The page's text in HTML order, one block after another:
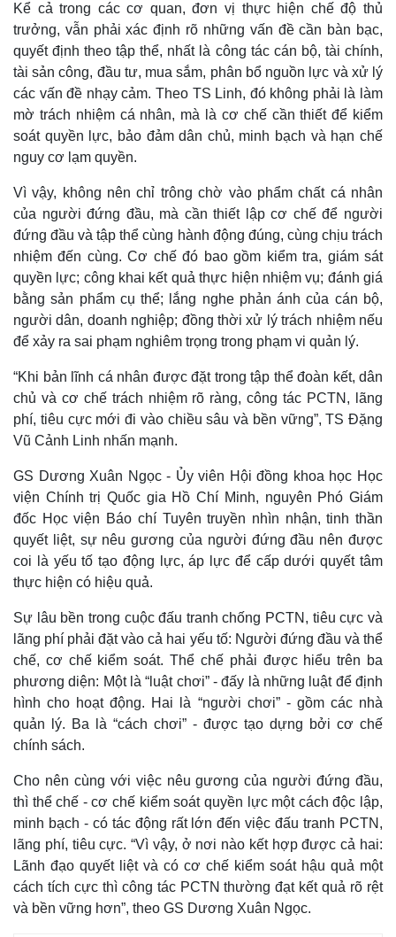
Kinh tế
Bất động sản
Khởi nghiệp
Thị trường
Giá vàng
Tiêu dùng
Chứng khoán
Giá cà phê
Kể cả trong các cơ quan, đơn vị thực hiện chế độ thủ
trưởng, vẫn phải xác định rõ những vấn đề cần bàn bạc,
quyết định theo tập thể, nhất là công tác cán bộ, tài chính,
tài sản công, đầu tư, mua sắm, phân bổ nguồn lực và xử lý
các vấn đề nhạy cảm. Theo TS Linh, đó không phải là làm
mờ trách nhiệm cá nhân, mà là cơ chế cần thiết để kiểm
soát quyền lực, bảo đảm dân chủ, minh bạch và hạn chế
nguy cơ lạm quyền.
Vì vậy, không nên chỉ trông chờ vào phẩm chất cá nhân
của người đứng đầu, mà cần thiết lập cơ chế để người
đứng đầu và tập thể cùng hành động đúng, cùng chịu trách
nhiệm đến cùng. Cơ chế đó bao gồm kiểm tra, giám sát
quyền lực; công khai kết quả thực hiện nhiệm vụ; đánh giá
bằng sản phẩm cụ thể; lắng nghe phản ánh của cán bộ,
người dân, doanh nghiệp; đồng thời xử lý trách nhiệm nếu
để xảy ra sai phạm nghiêm trọng trong phạm vi quản lý.
“Khi bản lĩnh cá nhân được đặt trong tập thể đoàn kết, dân
chủ và cơ chế trách nhiệm rõ ràng, công tác PCTN, lãng
phí, tiêu cực mới đi vào chiều sâu và bền vững”, TS Đặng
Vũ Cảnh Linh nhấn mạnh.
GS Dương Xuân Ngọc - Ủy viên Hội đồng khoa học Học
viện Chính trị Quốc gia Hồ Chí Minh, nguyên Phó Giám
đốc Học viện Báo chí Tuyên truyền nhìn nhận, tinh thần
quyết liệt, sự nêu gương của người đứng đầu nên được
coi là yếu tố tạo động lực, áp lực để cấp dưới quyết tâm
thực hiện có hiệu quả.
Sự lâu bền trong cuộc đấu tranh chống PCTN, tiêu cực và
lãng phí phải đặt vào cả hai yếu tố: Người đứng đầu và thể
chế, cơ chế kiểm soát. Thể chế phải được hiểu trên ba
phương diện: Một là “luật chơi” - đấy là những luật để định
hình cho hoạt động. Hai là “người chơi” - gồm các nhà
quản lý. Ba là “cách chơi” - được tạo dựng bởi cơ chế
chính sách.
Cho nên cùng với việc nêu gương của người đứng đầu,
thì thể chế - cơ chế kiểm soát quyền lực một cách độc lập,
minh bạch - có tác động rất lớn đến việc đấu tranh PCTN,
lãng phí, tiêu cực. “Vì vậy, ở nơi nào kết hợp được cả hai:
Lãnh đạo quyết liệt và có cơ chế kiểm soát hậu quả một
cách tích cực thì công tác PCTN thường đạt kết quả rõ rệt
và bền vững hơn”, theo GS Dương Xuân Ngọc.